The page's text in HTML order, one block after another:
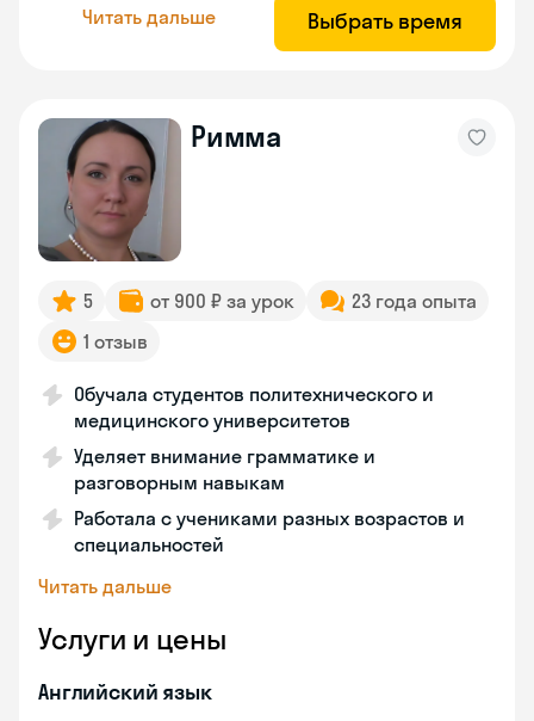
Читать дальше Выбрать время
Римма
5 от 900 ₽ за урок
23 года опыта
1 отзыв
Обучала студентов политехнического и
медицинского университетов
Уделяет внимание грамматике и
разговорным навыкам
Работала с учениками разных возрастов и
специальностей
Читать дальше
Услуги и цены
Английский язык